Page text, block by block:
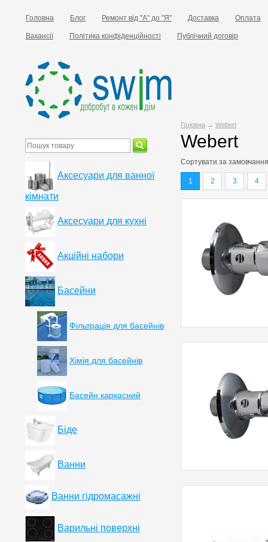
Головна Блог Ремонт від "А" до "Я" Доставка Оплата
Вакансії Політика конфіденційності Публічний договір
Головна → Webert
Webert
Сортувати за
1 2 3 4
Аксесуари для ванної
кімнати
Аксесуари для кухні
Акційні набори
Басейни
Фільтрація для басейнів
Хімія для басейнів
Басейн каркасний
Біде
Ванни
Ванни гідромасажні
Варильні поверхні